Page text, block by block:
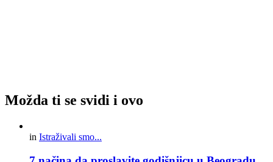
Možda ti se svidi i ovo
in Istraživali smo...